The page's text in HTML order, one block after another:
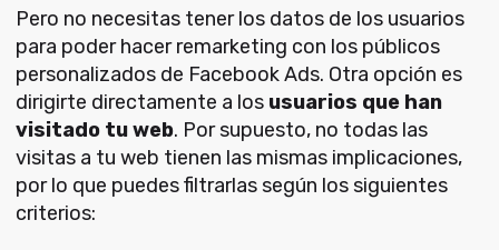
Pero no necesitas tener los datos de los usuarios
para poder hacer remarketing con los públicos
personalizados de Facebook Ads. Otra opción es
dirigirte directamente a los usuarios que han
visitado tu web. Por supuesto, no todas las
visitas a tu web tienen las mismas implicaciones,
por lo que puedes filtrarlas según los siguientes
criterios: